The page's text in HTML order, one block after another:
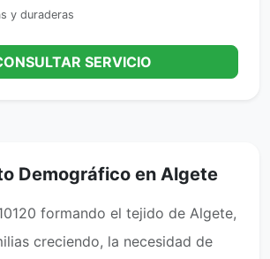
y duraderas
SERVICIO
Demográfico en Algete
formando el tejido de Algete,
creciendo, la necesidad de